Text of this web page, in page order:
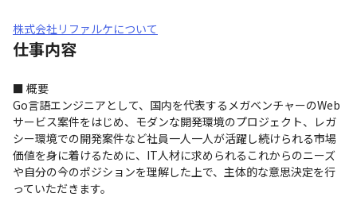
株式会社リファルケについて
仕事内容
■ 概要
Go言語エンジニアとして、国内を代表するメガベンチャーのWeb
サービス案件をはじめ、モダンな開発環境のプロジェクト、レガ
シー環境での開発案件など社員一人一人が活躍し続けられる市場
価値を身に着けるために、IT人材に求められるこれからのニーズ
や自分の今のポジションを理解した上で、主体的な意思決定を行
っていただきます。